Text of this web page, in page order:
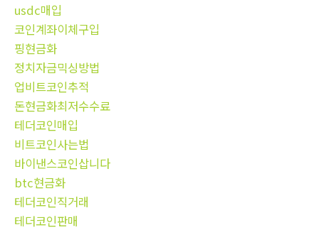
usdc매입
코인계좌이체구입
핑현금화
정치자금믹싱방법
업비트코인추적
돈현금화최저수수료
테더코인매입
비트코인사는법
바이낸스코인삽니다
btc현금화
테더코인직거래
테더코인판매